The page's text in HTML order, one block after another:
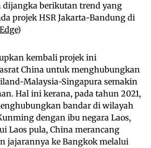
dijangka berikutan trend yang
projek HSR Jakarta-Bandung di
)
kembali projek ini
China untuk menghubungkan
Malaysia-Singapura semakin
Hal ini kerana, pada tahun 2021,
bandar di wilayah
dengan ibu negara Laos,
Laos pula, China merancang
jajarannya ke Bangkok melalui